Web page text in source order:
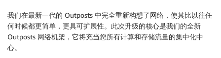
我们在最新一代的 Outposts 中完全重新构想了网络，使其比以往任
何时候都更简单，更具可扩展性。此次升级的核心是我们的全新
Outposts 网络机架，它将充当您所有计算和存储流量的集中化中
心。